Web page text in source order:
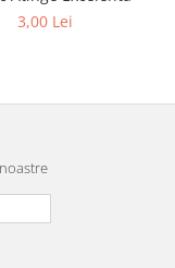
3,00 Lei